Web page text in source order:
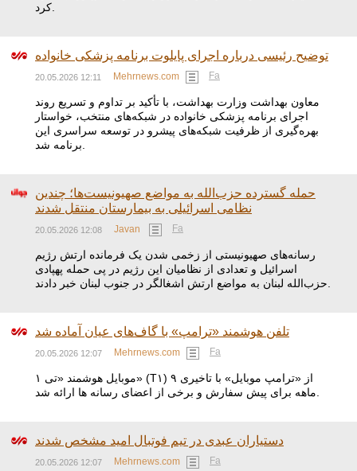
توضیح رئیسی درباره اجرای پایلوت برنامه پزشکی خانواده
20.05.2026 12:11 Mehrnews.com Fa
معاون بهداشت وزارت بهداشت، با تأکید بر تداوم و تسریع روند
اجرای برنامه پزشکی خانواده در شبکه‌های منتخب، خواستار
بهره‌گیری از ظرفیت شبکه‌های پیشرو در توسعه سراسری این
حمله گسترده حزب‌الله به مواضع صهیونیست‌ها؛ چندین
نظامی اسرائیلی به بیمارستان منتقل شدند
20.05.2026 12:08 Javan Fa
رسانه‌های صهیونیستی از زخمی شدن یک فرمانده ارتش رژیم
اسرائیل و تعدادی از نظامیان این رژیم در پی حمله پهپادی
تلفن هوشمند «ترامپ» با گاف‌های عیان آماده شد
20.05.2026 12:07 Mehrnews.com Fa
موبایل هوشمند «تی ۱» (T۱) از «ترامپ موبایل» با تاخیری ۹
دستیاران عبدی در تیم فوتبال امید مشخص شدند
20.05.2026 12:07 Mehrnews.com Fa